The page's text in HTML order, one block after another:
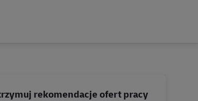
rekomendacje ofert pracy